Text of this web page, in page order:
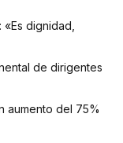
dignidad,
de dirigentes
aumento del 75%